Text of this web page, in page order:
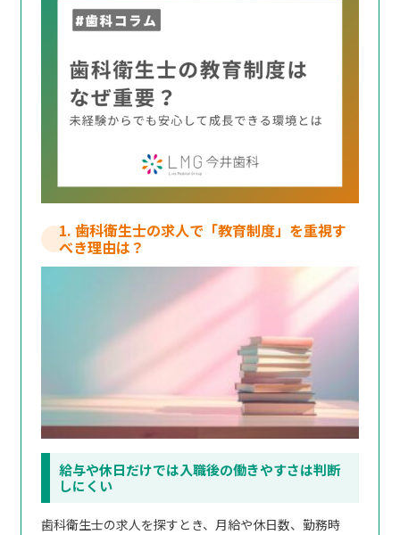
1. 歯科衛生士の求人で「教育制度」を重視す
べき理由は？
給与や休日だけでは入職後の働きやすさは判断
しにくい
歯科衛生士の求人を探すとき、月給や休日数、勤務時